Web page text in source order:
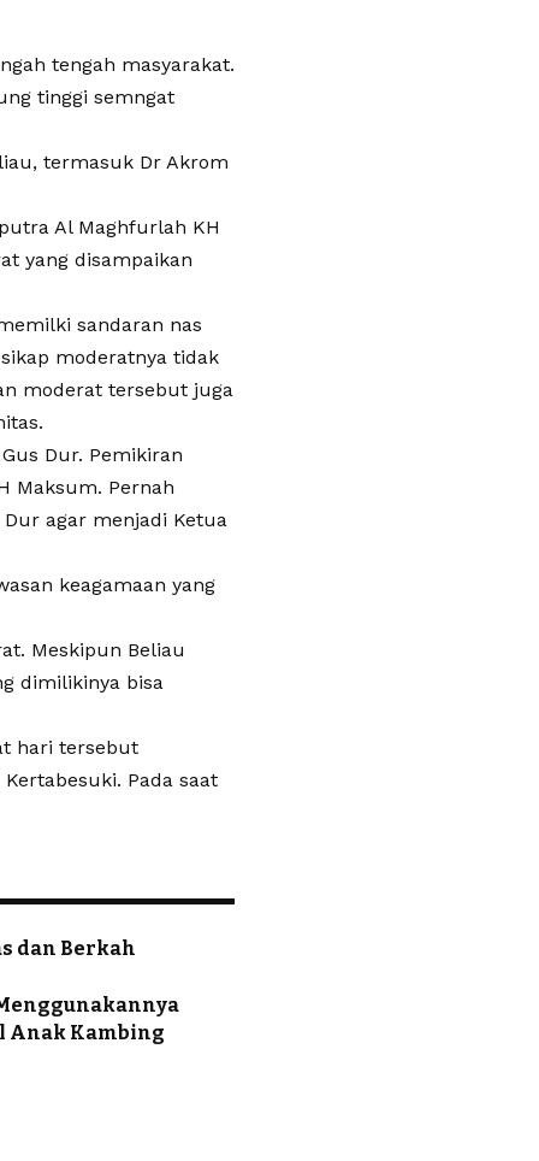
tengah masyarakat.
tinggi semngat
termasuk Dr Akrom
Al Maghfurlah KH
yang disampaikan
sandaran nas
moderatnya tidak
moderat tersebut juga
Dur. Pemikiran
Maksum. Pernah
agar menjadi Ketua
keagamaan yang
Meskipun Beliau
dimilikinya bisa
hari tersebut
Pada saat
dan Berkah
Anak Kambing